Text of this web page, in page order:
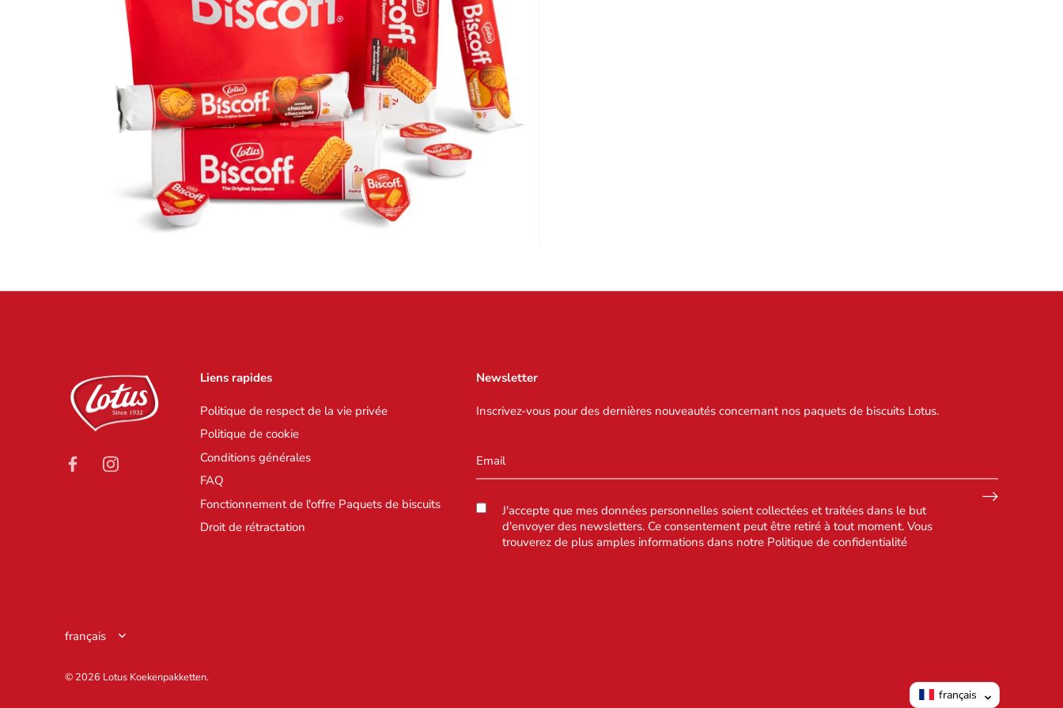
Liens rapides
Politique de respect de la vie privée
Politique de cookie
Conditions générales
FAQ
Fonctionnement de l'offre Paquets de biscuits
Droit de rétractation
Newsletter
Inscrivez-vous pour des dernières nouveautés concernant nos paquets de biscuits Lotus.
J'accepte que mes données personnelles soient collectées et traitées dans le but
d'envoyer des newsletters. Ce consentement peut être retiré à tout moment. Vous
trouverez de plus amples informations dans notre Politique de confidentialité
Langue
français
© 2026 Lotus Koekenpakketten.
français